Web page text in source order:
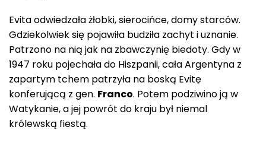
Evita odwiedzała żłobki, sierocińce, domy starców.
Gdziekolwiek się pojawiła budziła zachyt i uznanie.
Patrzono na nią jak na zbawczynię biedoty. Gdy w
1947 roku pojechała do Hiszpanii, cała Argentyna z
zapartym tchem patrzyła na boską Evitę
konferującą z gen. Franco. Potem podziwino ją w
Watykanie, a jej powrót do kraju był niemal
królewską fiestą.